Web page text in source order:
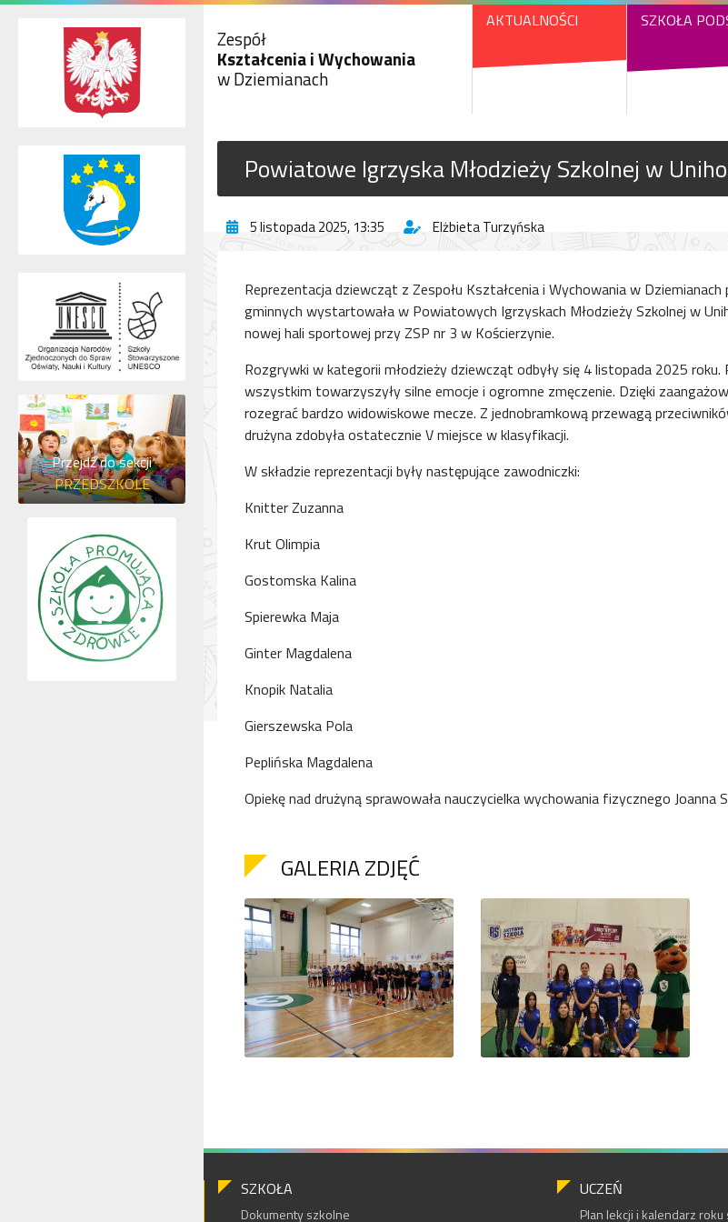
Zespół
Kształcenia i Wychowania
w Dziemianach
AKTUALNOŚCI SZKOŁA
Powiatowe Igrzyska Młodzieży Szkolnej w
5 listopada 2025, 13:35 Elżbieta Turzyńska
Reprezentacja dziewcząt z Zespołu Kształcenia i Wychowania w
gminnych wystartowała w Powiatowych Igrzyskach Młodzieży Szkolnej w
nowej hali sportowej przy ZSP nr 3 w Kościerzynie.
Rozgrywki w kategorii młodzieży dziewcząt odbyły się 4 listopada 2025 roku.
wszystkim towarzyszyły silne emocje i ogromne zmęczenie. Dzięki
rozegrać bardzo widowiskowe mecze. Z jednobramkową przewagą
drużyna zdobyła ostatecznie V miejsce w klasyfikacji.
W składzie reprezentacji były następujące zawodniczki:
Knitter Zuzanna
Krut Olimpia
Gostomska Kalina
Spierewka Maja
Ginter Magdalena
Knopik Natalia
Gierszewska Pola
Peplińska Magdalena
Opiekę nad drużyną sprawowała nauczycielka wychowania fizycznego Joanna
GALERIA ZDJĘĆ
SZKOŁA
Dokumenty szkolne
UCZEŃ
Plan lekcji i kalendarz
Przejdź do sekcji
PRZEDSZKOLE